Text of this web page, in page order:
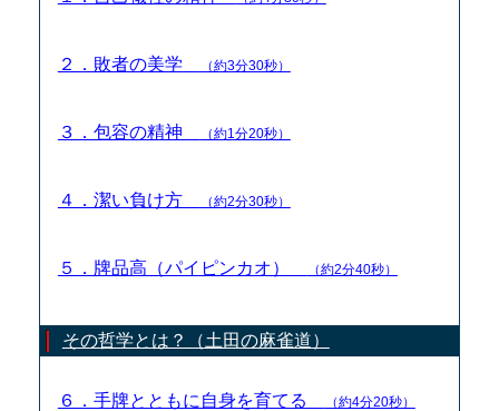
２．敗者の美学 （約3分30秒）
３．包容の精神 （約1分20秒）
４．潔い負け方 （約2分30秒）
５．牌品高（パイピンカオ） （約2分40秒）
その哲学とは？（土田の麻雀道）
６．手牌とともに自身を育てる （約4分20秒）